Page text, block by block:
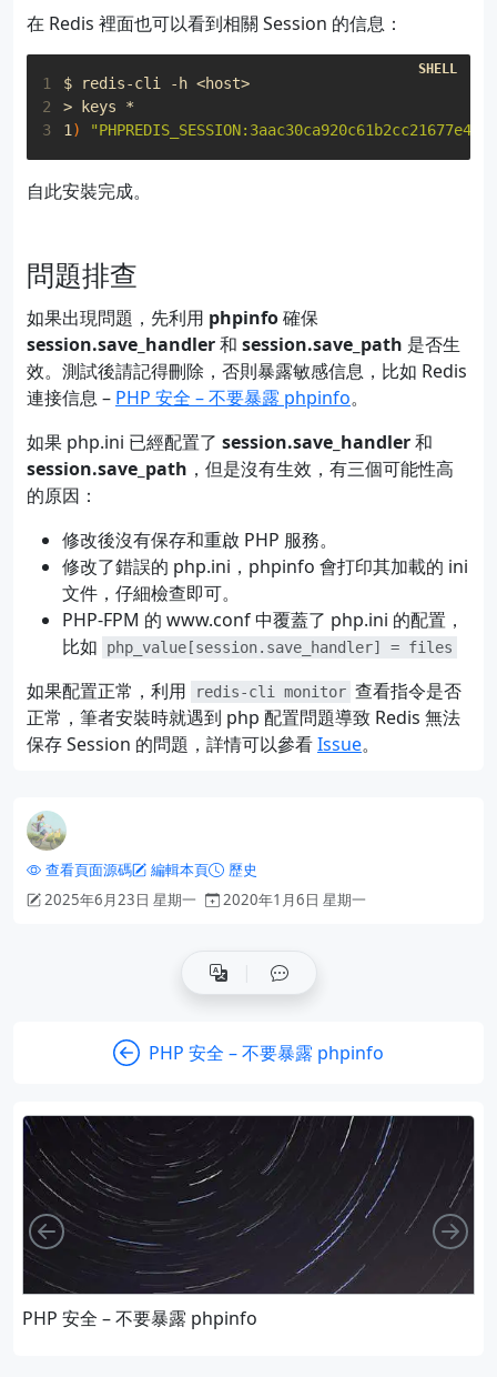
在 Redis 裡面也可以看到相關 Session 的信息：
1
$ redis-cli -h <host>
2
3
1)
自此安裝完成。
問題排查
如果出現問題，先利用 phpinfo確保
session.save_handler和 session.save_path 是否生
效。測試後請記得刪除，否則暴露敏感信息，比如 Redis
連接信息 – PHP 安全 – 不要暴露 phpinfo。
如果 php.ini 已經配置了 session.save_handler和
session.save_path ，但是沒有生效，有三個可能性高
的原因：
修改後沒有保存和重啟 PHP 服務。
修改了錯誤的 php.ini，phpinfo 會打印其加載的 ini
文件，仔細檢查即可。
PHP-FPM 的 www.conf 中覆蓋了 php.ini 的配置，
比如
php_value[session.save_handler] = files
如果配置正常，利用 redis-cli monitor 查看指令是否
正常，筆者安裝時就遇到 php 配置問題導致 Redis 無法
保存 Session 的問題，詳情可以參看Issue。
查看頁面源碼 編輯本頁
歷史
2025年6月23日 星期一
2020年1月6日 星期一
PHP 安全 – 不要暴露 phpinfo
PHP 安全 – 不要暴露 phpinfo
向左 向